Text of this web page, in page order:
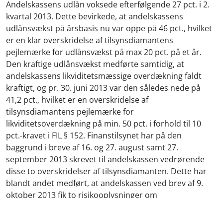
Andelskassens udlån voksede efterfølgende 27 pct. i 2.
kvartal 2013. Dette bevirkede, at andelskassens
udlånsvækst på årsbasis nu var oppe på 46 pct., hvilket
er en klar overskridelse af tilsynsdiamantens
pejlemærke for udlånsvækst på max 20 pct. på et år.
Den kraftige udlånsvækst medførte samtidig, at
andelskassens likviditetsmæssige overdækning faldt
kraftigt, og pr. 30. juni 2013 var den således nede på
41,2 pct., hvilket er en overskridelse af
tilsynsdiamantens pejlemærke for
likviditetsoverdækning på min. 50 pct. i forhold til 10
pct.-kravet i FIL § 152. Finanstilsynet har på den
baggrund i breve af 16. og 27. august samt 27.
september 2013 skrevet til andelskassen vedrørende
disse to overskridelser af tilsynsdiamanten. Dette har
blandt andet medført, at andelskassen ved brev af 9.
oktober 2013 fik to risikooplysninger om